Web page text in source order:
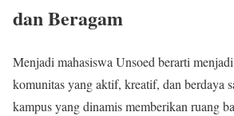
dan Beragam
Menjadi mahasiswa Unsoed berarti
komunitas yang aktif, kreatif, dan berdaya
kampus yang dinamis memberikan ruang